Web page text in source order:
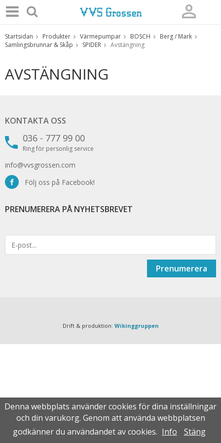
Produkten har blivit tillagd i varukorgen
Startsidan Produkter Värmepumpar BOSCH
Berg / Mark
Samlingsbrunnar & Skåp
SPIDER Avstängning
AVSTÄNGNING
KONTAKTA OSS
036 - 777 99 00
Ring för personlig service
info@vvsgrossen.com
Följ oss på Facebook!
PRENUMERERA PÅ NYHETSBREVET
Prenumerera
Drift & produktion: Wikinggruppen
Denna webbplats använder cookies för dina inställningar
och din varukorg. Genom att använda webbplatsen
godkänner du användandet av cookies. Info Stäng